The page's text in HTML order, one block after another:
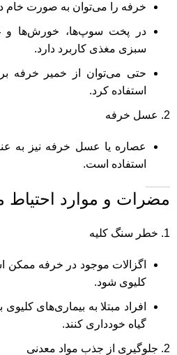
خرفه را می‌توان به صورت خام
در پخت سوپ‌ها، خورش‌ها و
سبزی مغذی کاربرد دارد.
حتی می‌توان از خمیر خرفه
استفاده کرد.
عسل خرفه
عصاره یا عسل خرفه نیز به
استفاده است.
مضرات و موارد
خطر سنگ کلیه
اگزالات موجود در خرفه
کلیوی شود.
افراد مبتلا به بیماری‌های
گیاه خودداری کنند.
جلوگیری از جذب مواد معدنی